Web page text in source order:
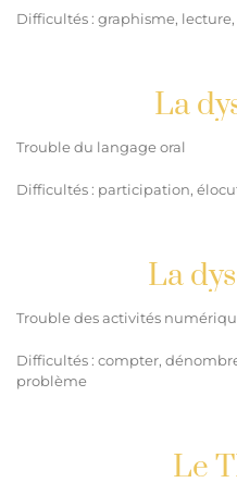
Difficultés : graphisme,
La
Trouble du langage oral
Difficultés : participation,
La
Trouble des activités
Difficultés : compter,
problème
Le